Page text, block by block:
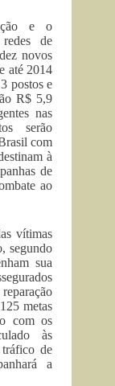
e o
de
novos
até 2014
postos e
R$ 5,9
nas
serão
com
à
de
ao
vítimas
segundo
sua
metas
com os
às
tráfico de
a